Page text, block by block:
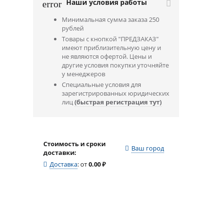
error Наши условия работы
Минимальная сумма заказа 250
рублей
Товары с кнопкой "ПРЕДЗАКАЗ"
имеют приблизительную цену и
не являются офертой. Цены и
другие условия покупки уточняйте
у менеджеров
Специальные условия для
зарегистрированных юридических
лиц(быстрая регистрация тут)
Стоимость и сроки
доставки:
Ваш город
Доставка:от0.00 ₽